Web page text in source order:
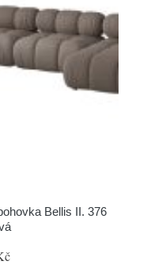
Bellis II. 376